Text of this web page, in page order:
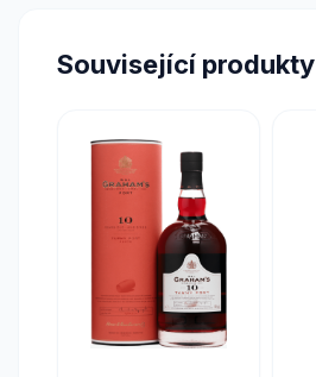
Související produkty